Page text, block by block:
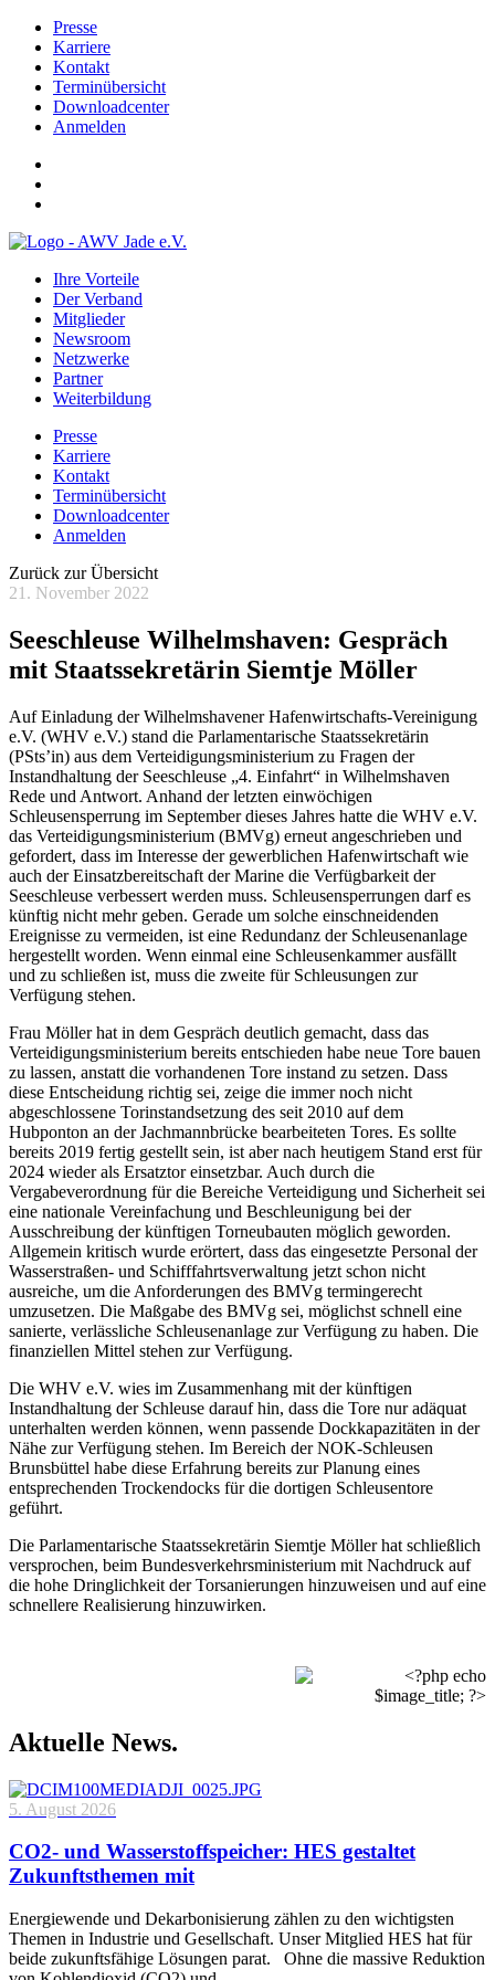
Presse
Karriere
Kontakt
Terminübersicht
Downloadcenter
Anmelden
Ihre Vorteile
Der Verband
Mitglieder
Newsroom
Netzwerke
Partner
Weiterbildung
Presse
Karriere
Kontakt
Terminübersicht
Downloadcenter
Anmelden
Zurück zur Übersicht
21. November 2022
Seeschleuse Wilhelmshaven: Gespräch
mit Staatssekretärin Siemtje Möller
Auf Einladung der Wilhelmshavener Hafenwirtschafts-Vereinigung
e.V. (WHV e.V.) stand die Parlamentarische Staatssekretärin
(PSts’in) aus dem Verteidigungsministerium zu Fragen der
Instandhaltung der Seeschleuse „4. Einfahrt“ in Wilhelmshaven
Rede und Antwort. Anhand der letzten einwöchigen
Schleusensperrung im September dieses Jahres hatte die WHV e.V.
das Verteidigungsministerium (BMVg) erneut angeschrieben und
gefordert, dass im Interesse der gewerblichen Hafenwirtschaft wie
auch der Einsatzbereitschaft der Marine die Verfügbarkeit der
Seeschleuse verbessert werden muss. Schleusensperrungen darf es
künftig nicht mehr geben. Gerade um solche einschneidenden
Ereignisse zu vermeiden, ist eine Redundanz der Schleusenanlage
hergestellt worden. Wenn einmal eine Schleusenkammer ausfällt
und zu schließen ist, muss die zweite für Schleusungen zur
Verfügung stehen.
Frau Möller hat in dem Gespräch deutlich gemacht, dass das
Verteidigungsministerium bereits entschieden habe neue Tore bauen
zu lassen, anstatt die vorhandenen Tore instand zu setzen. Dass
diese Entscheidung richtig sei, zeige die immer noch nicht
abgeschlossene Torinstandsetzung des seit 2010 auf dem
Hubponton an der Jachmannbrücke bearbeiteten Tores. Es sollte
bereits 2019 fertig gestellt sein, ist aber nach heutigem Stand erst für
2024 wieder als Ersatztor einsetzbar. Auch durch die
Vergabeverordnung für die Bereiche Verteidigung und Sicherheit sei
eine nationale Vereinfachung und Beschleunigung bei der
Ausschreibung der künftigen Torneubauten möglich geworden.
Allgemein kritisch wurde erörtert, dass das eingesetzte Personal der
Wasserstraßen- und Schifffahrtsverwaltung jetzt schon nicht
ausreiche, um die Anforderungen des BMVg termingerecht
umzusetzen. Die Maßgabe des BMVg sei, möglichst schnell eine
sanierte, verlässliche Schleusenanlage zur Verfügung zu haben. Die
finanziellen Mittel stehen zur Verfügung.
Die WHV e.V. wies im Zusammenhang mit der künftigen
Instandhaltung der Schleuse darauf hin, dass die Tore nur adäquat
unterhalten werden können, wenn passende Dockkapazitäten in der
Nähe zur Verfügung stehen. Im Bereich der NOK-Schleusen
Brunsbüttel habe diese Erfahrung bereits zur Planung eines
entsprechenden Trockendocks für die dortigen Schleusentore
geführt.
Die Parlamentarische Staatssekretärin Siemtje Möller hat schließlich
versprochen, beim Bundesverkehrsministerium mit Nachdruck auf
die hohe Dringlichkeit der Torsanierungen hinzuweisen und auf eine
schnellere Realisierung hinzuwirken.
Aktuelle News.
5. August 2026
CO2- und Wasserstoffspeicher: HES gestaltet
Zukunftsthemen mit
Energiewende und Dekarbonisierung zählen zu den wichtigsten
Themen in Industrie und Gesellschaft. Unser Mitglied HES hat für
beide zukunftsfähige Lösungen parat. Ohne die massive Reduktion